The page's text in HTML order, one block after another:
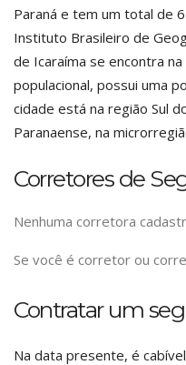
Paraná e tem um total de
Instituto Brasileiro de
de Icaraíma se encontra
populacional, possui uma
cidade está na região Sul
Paranaense, na
Corretores de
Nenhuma corretora
Se você é corretor ou
Contratar um
Na data presente, é